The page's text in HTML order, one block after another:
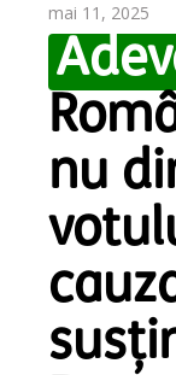
mai 11, 2025
nu